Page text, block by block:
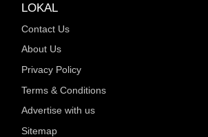
LOKAL
Contact Us
About Us
Privacy Policy
Terms & Conditions
Advertise with us
Sitemap